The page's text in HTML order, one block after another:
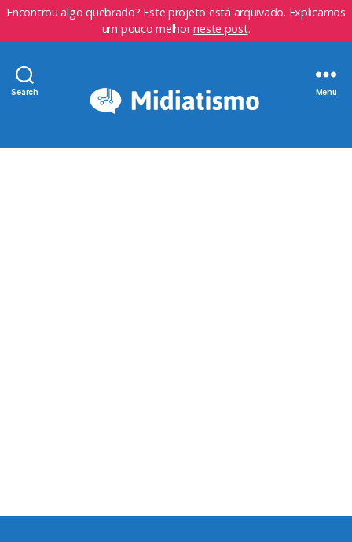
Encontrou algo quebrado? Este projeto está arquivado. Explicamos
um pouco melhorneste post.
Search Menu